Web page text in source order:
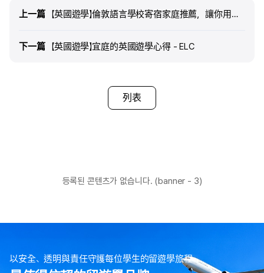
上一篇 上一篇
【英國遊學】倫敦語言學校寄宿家庭推薦，讓你用心感受英式生活與住宿心得分享 - WEI笑生活
下一篇 下一篇
【英國遊學】宜庭的英國遊學心得 - ELC
列表
등록된 콘텐츠가 없습니다. (banner - 3)
以安全、透明與責任守護每位學生的留遊學旅程